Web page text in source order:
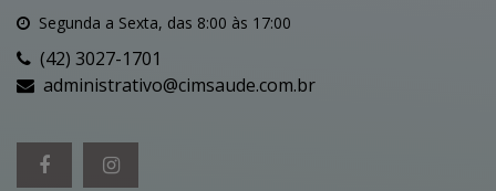
Segunda a Sexta, das 8:00 às 17:00
(42) 3027-1701
administrativo@cimsaude.com.br